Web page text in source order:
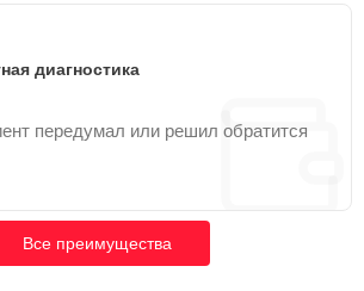
диагностика
передумал или решил обратится
Все преимущества